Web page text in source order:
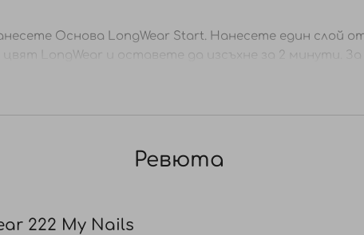
Основа LongWear Start. Нанесете един слой
LongWear и оставете да изсъхне за 2 минути. За
Ревюта
222 My Nails